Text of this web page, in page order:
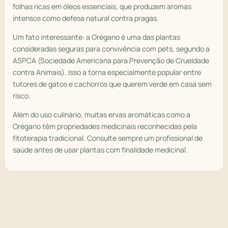
folhas ricas em óleos essenciais, que produzem aromas
intensos como defesa natural contra pragas.
Um fato interessante: a Orégano é uma das plantas
consideradas seguras para convivência com pets, segundo a
ASPCA (Sociedade Americana para Prevenção de Crueldade
contra Animais). Isso a torna especialmente popular entre
tutores de gatos e cachorros que querem verde em casa sem
risco.
Além do uso culinário, muitas ervas aromáticas como a
Orégano têm propriedades medicinais reconhecidas pela
fitoterapia tradicional. Consulte sempre um profissional de
saúde antes de usar plantas com finalidade medicinal.